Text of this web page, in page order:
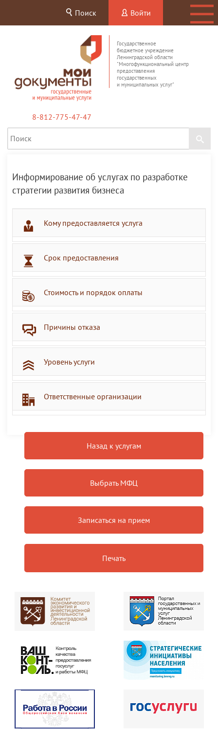
Поиск Войти
Государственное
бюджетное учреждение
Ленинградской области
"Многофункциональный центр
предоставления
государственных
и муниципальных услуг"
8-812-775-47-47
Информирование об услугах по разработке
стратегии развития бизнеса
Кому предоставляется услуга
Срок предоставления
Стоимость и порядок оплаты
Причины отказа
Уровень услуги
Ответственные организации
Назад к услугам
Выбрать МФЦ
Записаться на прием
Печать